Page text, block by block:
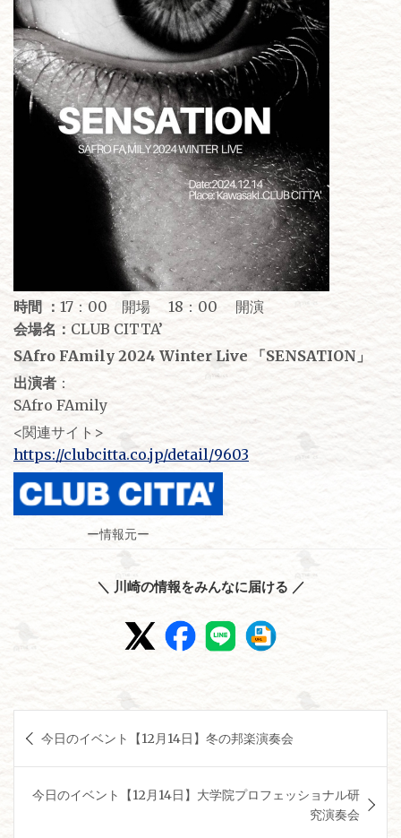
時間 ： 17：00 開場 18：00 開演
会場名： CLUB CITTA’
SAfro FAmily 2024 Winter Live 「SENSATION」
出演者 ：
SAfro FAmily
<関連サイト>
https://clubcitta.co.jp/detail/9603
ー情報元ー
＼ 川崎の情報をみんなに届ける ／
稿 今日のイベント【12月14日】冬の邦楽演奏会
今日のイベント【12月14日】大学院プロフェッショナル研
究演奏会